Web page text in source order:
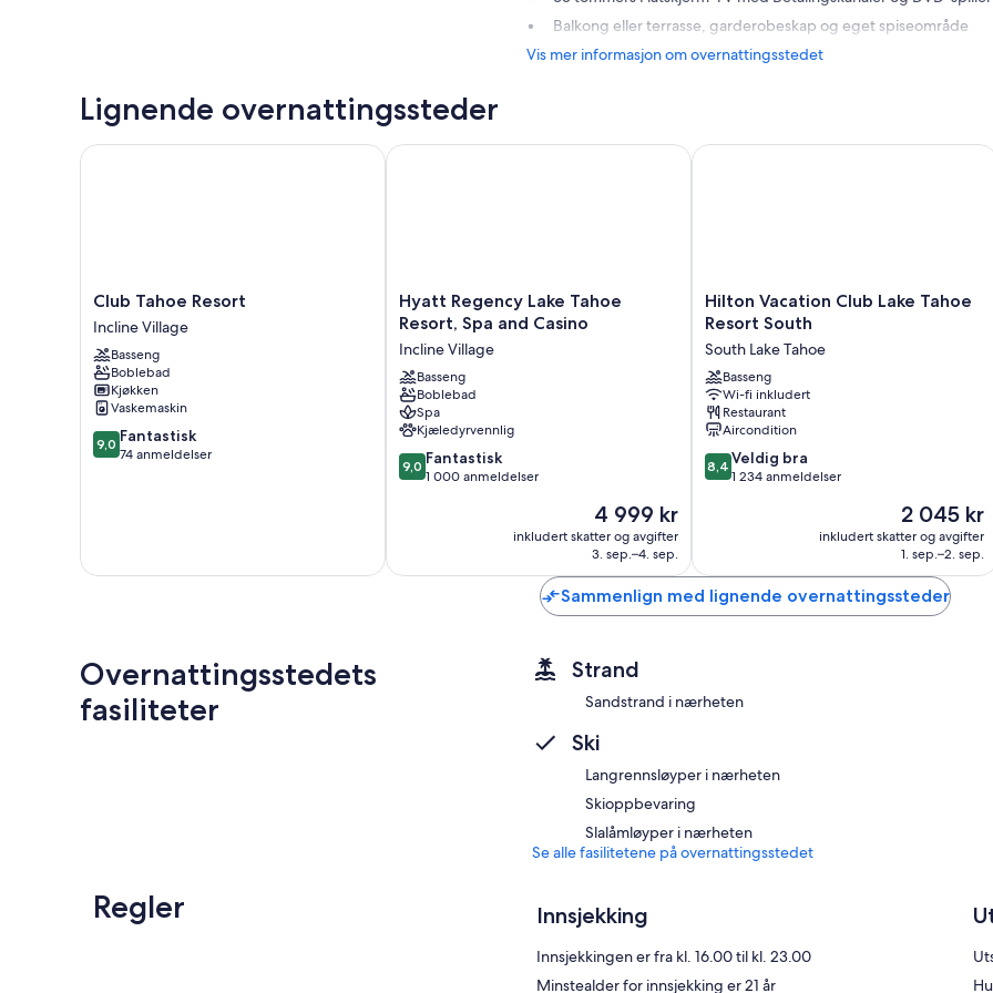
Balkong eller terrasse, garderobeskap og eget spiseområde
Vis mer informasjon om overnattingsstedet
Lignende overnattingssteder
Club
Tahoe
Resort
Incline
Village
Club Tahoe Resort
Incline Village
Basseng
Boblebad
Kjøkken
Vaskemaskin
9.0
av
9,0 Fantastisk
74 anmeldelser
Club Tahoe Resort
Hyatt
Regency
Tahoe
Resort,
Spa
and
Casino
Incline
Village
Hyatt Regency Lake Tahoe
Resort, Spa and Casino
Incline Village
Basseng
Boblebad
Spa
Kjæledyrvennlig
9.0
av
9,0 Fantastisk
1 000 anmeldelser
Prisen
er
4 999 kr
4 999 kr
inkludert skatter og avgifter
3. sep.–4. sep.
Hyatt Regency Lake Tahoe Resort, Spa and Casino
Hilton
Vacation
Lake
Tahoe
Resort
South
South
Lake
Tahoe
Hilton Vacation Club Lake Tahoe
Resort South
South Lake Tahoe
Basseng
Wi-fi inkludert
Restaurant
Aircondition
8.4
av
anmeldelser
8,4 Veldig bra
1 234 anmeldelser
Prisen
er
2 045 kr
2 045 kr
inkludert skatter og avgifter
1. sep.–2. sep.
Hilton Vacation Club Lake Tahoe
Sammenlign med lignende overnattingssteder
Overnattingsstedets
fasiliteter
Strand
Sandstrand i nærheten
Ski
Langrennsløyper i nærheten
Skioppbevaring
Slalåmløyper i nærheten
Se alle fasilitetene på overnattingsstedet
Regler Innsjekking
Innsjekkingen er fra kl. 16.00 til kl. 23.00
Minstealder for innsjekking er 21 år